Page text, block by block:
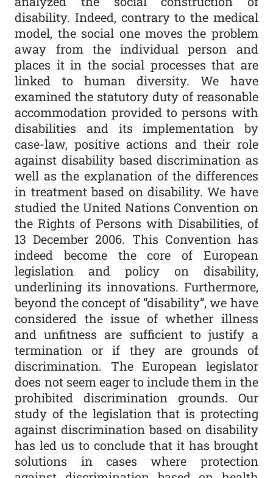
disability. Indeed, contrary to the medical
model, the social one moves the problem
away from the individual person and
places it in the social processes that are
linked to human diversity. We have
examined the statutory duty of reasonable
accommodation provided to persons with
disabilities and its implementation by
case-law, positive actions and their role
against disability based discrimination as
well as the explanation of the differences
in treatment based on disability. We have
studied the United Nations Convention on
the Rights of Persons with Disabilities, of
13 December 2006. This Convention has
indeed become the core of European
legislation and policy on disability,
underlining its innovations. Furthermore,
beyond the concept of “disability”, we have
considered the issue of whether illness
and unfitness are sufficient to justify a
termination or if they are grounds of
discrimination. The European legislator
does not seem eager to include them in the
prohibited discrimination grounds. Our
study of the legislation that is protecting
against discrimination based on disability
has led us to conclude that it has brought
solutions in cases where protection